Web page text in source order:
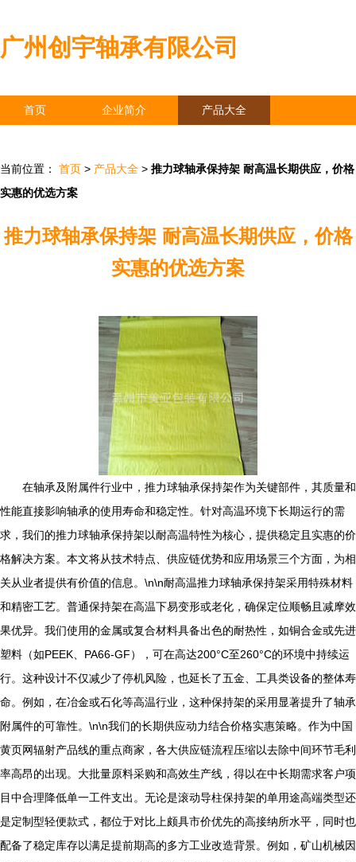
广州创宇轴承有限公司
首页 企业简介 产品大全
当前位置： 首页 > 产品大全 > 推力球轴承保持架 耐高温长期供应，价格
实惠的优选方案
推力球轴承保持架 耐高温长期供应，价格
实惠的优选方案
在轴承及附属件行业中，推力球轴承保持架作为关键部件，其质量和
性能直接影响轴承的使用寿命和稳定性。针对高温环境下长期运行的需
求，我们的推力球轴承保持架以耐高温特性为核心，提供稳定且实惠的价
格解决方案。本文将从技术特点、供应链优势和应用场景三个方面，为相
关从业者提供有价值的信息。\n\n耐高温推力球轴承保持架采用特殊材料
和精密工艺。普通保持架在高温下易变形或老化，确保定位顺畅且减摩效
果优异。我们使用的金属或复合材料具备出色的耐热性，如铜合金或先进
塑料（如PEEK、PA66-GF），可在高达200°C至260°C的环境中持续运
行。这种设计不仅减少了停机风险，也延长了五金、工具类设备的整体寿
命。例如，在冶金或石化等高温行业，这种保持架的采用显著提升了轴承
附属件的可靠性。\n\n我们的长期供应动力结合价格实惠策略。作为中国
黄页网辐射产品线的重点商家，各大供应链流程压缩以去除中间环节毛利
率高昂的出现。大批量原料采购和高效生产线，得以在中长期需求客户项
目中合理降低单一工件支出。无论是滚动导柱保持架的单用途高端类型还
是定制型轻便款式，都位于对比上颇具市价优先的高接纳所水平，同时也
配备了稳定库存以满足提前期高的多方工业改造背景。例如，矿山机械因